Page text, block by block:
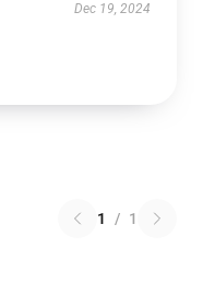
Dec 19, 2024
1 / 1